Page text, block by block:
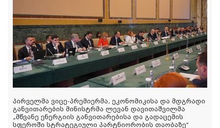
პირველმა ვიცე-პრემიერმა, ეკონომიკისა და მდგრადი
განვითარების მინისტრმა ლევან დავითაშვილმა
„მწვანე ენერგიის განვითარებისა და გადაცემის
სფეროში სტრატეგიული პარტნიორობის თაობაზე“